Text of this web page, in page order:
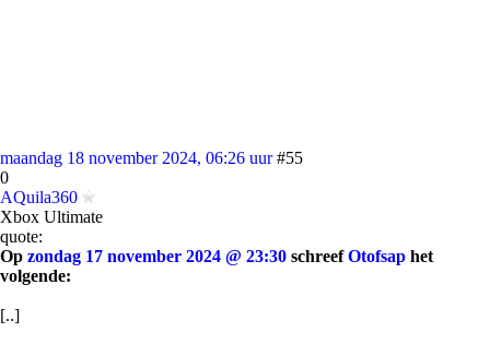
maandag 18 november 2024, 06:26 uur #55
0
AQuila360
Xbox Ultimate
quote:
Op zondag 17 november 2024 @ 23:30 schreefOtofsap het
volgende:
[..]